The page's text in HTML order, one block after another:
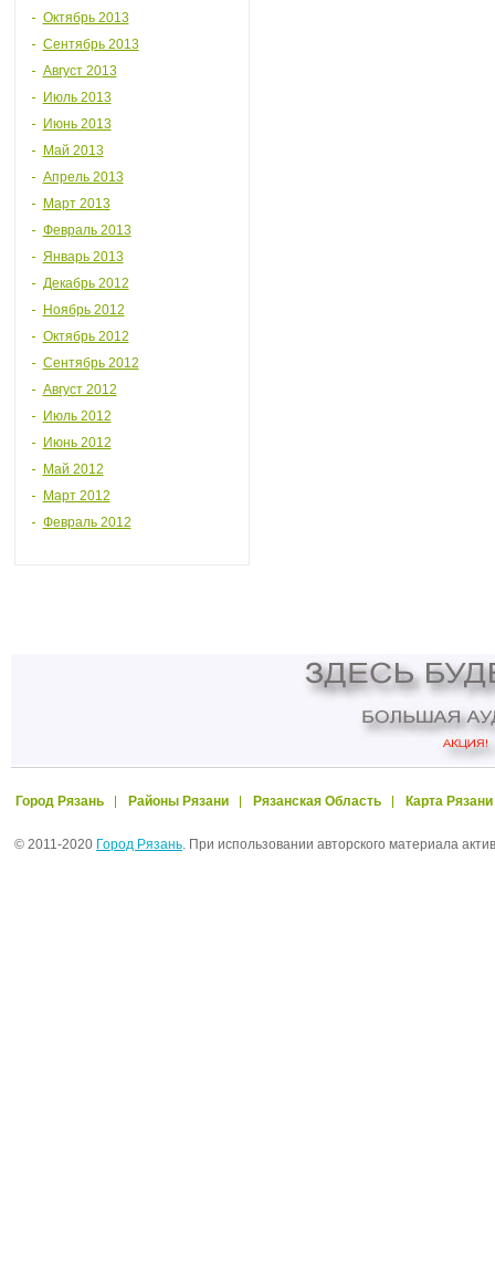
Октябрь 2013
Сентябрь 2013
Август 2013
Июль 2013
Июнь 2013
Май 2013
Апрель 2013
Март 2013
Февраль 2013
Январь 2013
Декабрь 2012
Ноябрь 2012
Октябрь 2012
Сентябрь 2012
Август 2012
Июль 2012
Июнь 2012
Май 2012
Март 2012
Февраль 2012
Город Рязань Районы Рязани Рязанская Область Карта Рязани
© 2011-2020 Город Рязань. При использовании авторского материала